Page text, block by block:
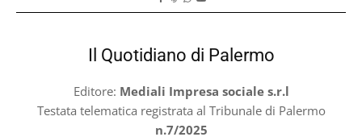
Il Quotidiano di Palermo
Editore: Mediali Impresa sociale s.r.l
Testata telematica registrata al Tribunale di Palermo
n.7/2025